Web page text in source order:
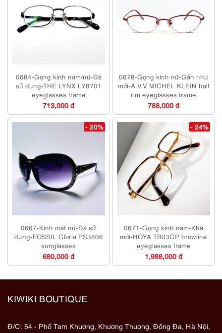
0684-Gọng kính nam/nữ-Đã
sử dụng-THE LYNX LY8701
eyeglasses frame
713,000 đ
0678-Gọng kính nữ-Gần như
mới-A.V.V MICHEL KLEIN half
rim eyeglasses frame
788,000 đ
- 20%
0667-Kính mát nữ-Đã sử
dụng-FOSSIL Gloria PS3806
sunglasses
680,000 đ
- 24%
0671-Gọng kính nam-Khá
mới-HOYA TB03GP browline
eyeglasses frame
1,988,000 đ
KIWIKI BOUTIQUE
Đ/C: 54 - Phố Tam Khương, Khương Thượng, Đống Đa, Hà Nội,